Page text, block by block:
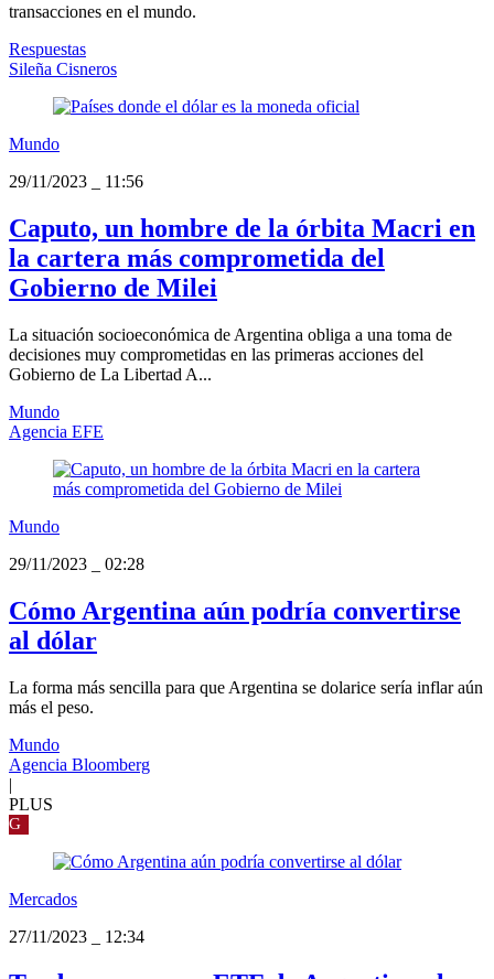
transacciones en el mundo.
Respuestas
Sileña Cisneros
Mundo
29/11/2023
11:56
Caputo, un hombre de la órbita Macri en
la cartera más comprometida del
Gobierno de Milei
La situación socioeconómica de Argentina obliga a una toma de
decisiones muy comprometidas en las primeras acciones del
Gobierno de La Libertad A...
Mundo
Agencia EFE
Mundo
29/11/2023
02:28
Cómo Argentina aún podría convertirse
al dólar
La forma más sencilla para que Argentina se dolarice sería inflar aún
más el peso.
Mundo
Agencia Bloomberg
|
PLUS
G
Mercados
27/11/2023
12:34